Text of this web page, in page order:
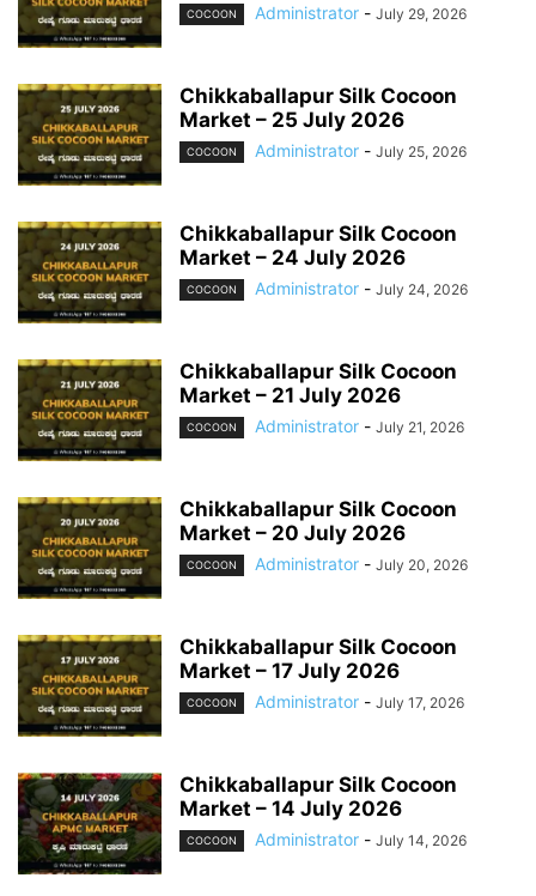
COCOON Administrator - July 29, 2026
Chikkaballapur Silk Cocoon
Market – 25 July 2026
COCOON Administrator - July 25, 2026
Chikkaballapur Silk Cocoon
Market – 24 July 2026
COCOON Administrator - July 24, 2026
Chikkaballapur Silk Cocoon
Market – 21 July 2026
COCOON Administrator - July 21, 2026
Chikkaballapur Silk Cocoon
Market – 20 July 2026
COCOON Administrator - July 20, 2026
Chikkaballapur Silk Cocoon
Market – 17 July 2026
COCOON Administrator - July 17, 2026
Chikkaballapur Silk Cocoon
Market – 14 July 2026
COCOON Administrator - July 14, 2026